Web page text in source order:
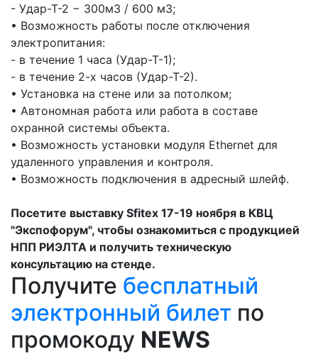
- Удар-Т-2 − 300м3 / 600 м3;
• Возможность работы после отключения
электропитания:
- в течение 1 часа (Удар-Т-1);
- в течение 2-х часов (Удар-Т-2).
• Установка на стене или за потолком;
• Автономная работа или работа в составе
охранной системы объекта.
• Возможность установки модуля Ethernet для
удаленного управления и контроля.
• Возможность подключения в адресный шлейф.
Посетите выставку Sfitex 17-19 ноября в КВЦ
"Экспофорум", чтобы ознакомиться с продукцией
НПП РИЭЛТА и получить техническую
консультацию на стенде.
Получите бесплатный
электронный билет по
промокоду NEWS